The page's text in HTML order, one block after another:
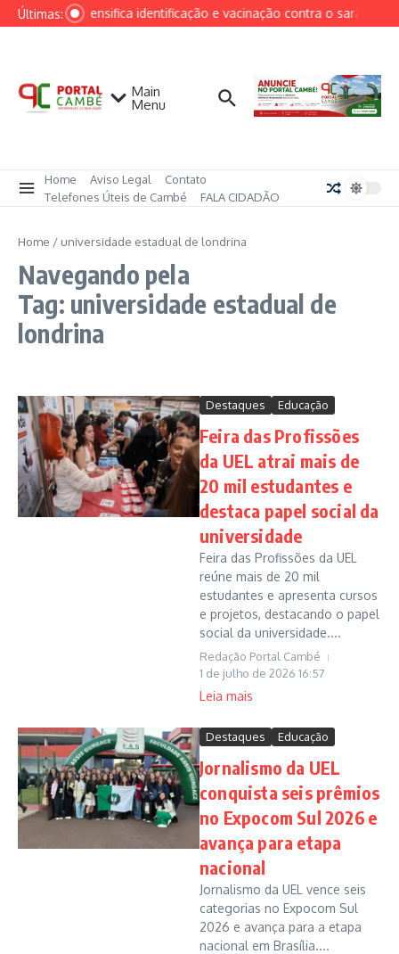
Ir para o conteúdo
Últimas:
Cambé intensifica identificação e vacinação contra o sarampo
Main
Menu
Home Aviso Legal
Contato
Telefones Úteis de Cambé
FALA CIDADÃO
Home / universidade estadual de londrina
Navegando pela
Tag: universidade estadual de
londrina
Destaques Educação
Feira das Profissões
da UEL atrai mais de
20 mil estudantes e
destaca papel social da
universidade
Feira das Profissões da UEL
reúne mais de 20 mil
estudantes e apresenta cursos
e projetos, destacando o papel
social da universidade....
Redação Portal Cambé
1 de julho de 2026 16:57
Leia mais
Destaques Educação
Jornalismo da UEL
conquista seis prêmios
no Expocom Sul 2026 e
avança para etapa
nacional
Jornalismo da UEL vence seis
categorias no Expocom Sul
2026 e avança para a etapa
nacional em Brasília....